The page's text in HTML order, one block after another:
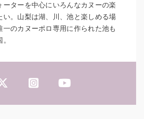
ーターを中心にいろんなカヌーの楽
い。山梨は湖、川、池と楽しめる場
一のカヌーポロ専用に作られた池も